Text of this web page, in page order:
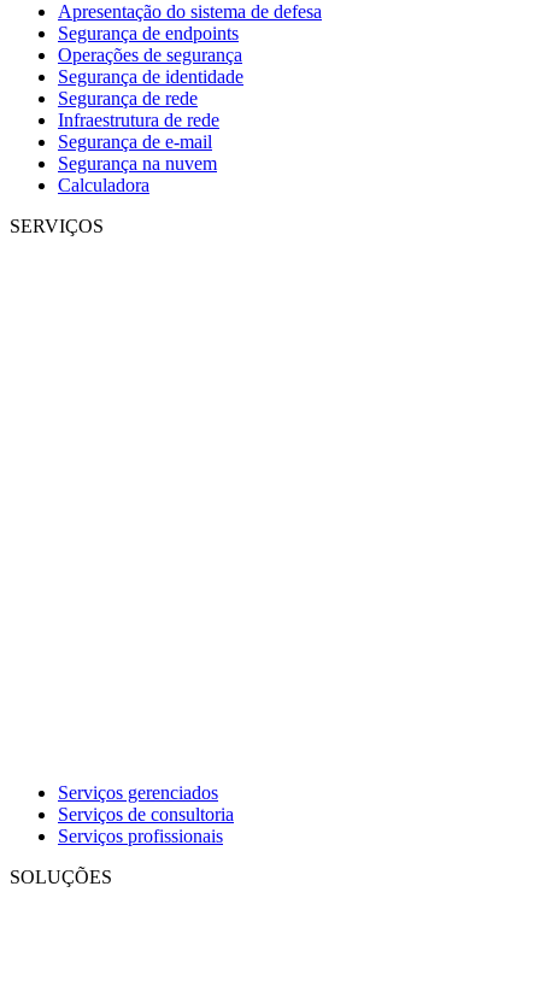
Apresentação do sistema de defesa
Segurança de endpoints
Operações de segurança
Segurança de identidade
Segurança de rede
Infraestrutura de rede
Segurança de e-mail
Segurança na nuvem
Calculadora
SERVIÇOS
Serviços gerenciados
Serviços de consultoria
Serviços profissionais
SOLUÇÕES